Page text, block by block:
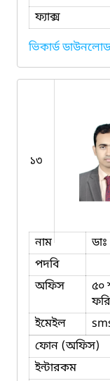
ফ্যাক্স
ভিকার্ড
১৩
নাম
পদবি
অফিস
৫০
ইমেইল
ফোন (অফিস)
ইন্টারকম